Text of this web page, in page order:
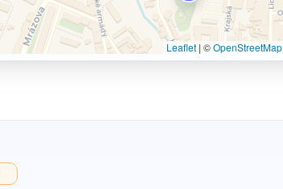
Leaflet | ©OpenStreetMap